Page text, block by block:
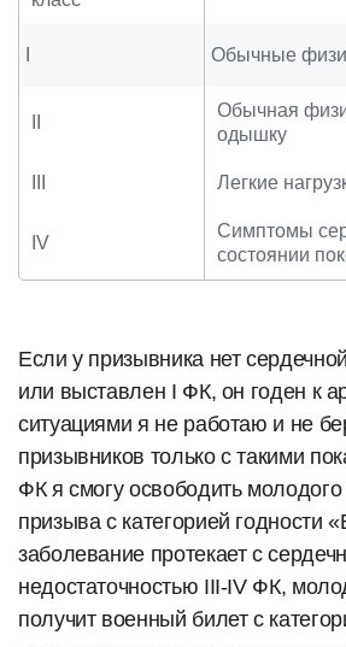
Обычные
Обычная
одышку
Легкие
IV
Симптомы
состоянии
Если у призывника нет
или выставлен I ФК, он годен к
ситуациями я не работаю и не
призывников только с такими
ФК я смогу освободить молодого
призыва с категорией годности
заболевание протекает с
недостаточностью III-IV ФК,
получит военный билет с